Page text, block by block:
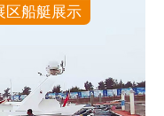
区船艇展示